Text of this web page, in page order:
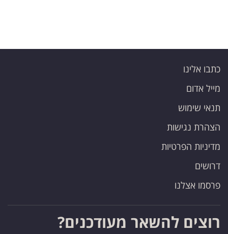
כתבו אלינו
מייל אדום
תנאי שימוש
הצהרת נגישות
מדיניות הפרטיות
דרושים
פרסמו אצלנו
רוצים להשאר מעודכנים?